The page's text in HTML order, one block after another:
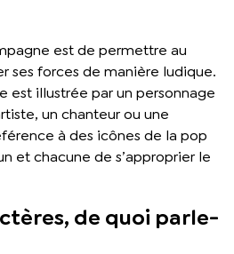
est de permettre au
ses forces de manière ludique.
est illustrée par un personnage
un chanteur ou une
à des icônes de la pop
et chacune de s’approprier le
de quoi parle-